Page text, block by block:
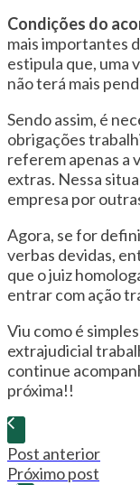
Condições do
mais importantes
estipula que, uma
não terá mais
Sendo assim, é
obrigações
referem apenas a
extras. Nessa
empresa por
Agora, se for
verbas devidas,
que o juiz
entrar com ação
Viu como é
extrajudicial
continue
próxima!!
Post anterior
Próximo post